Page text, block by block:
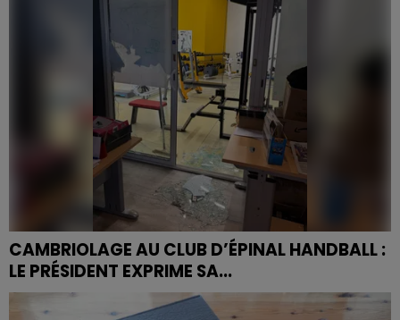
CAMBRIOLAGE AU CLUB D’ÉPINAL HANDBALL :
LE PRÉSIDENT EXPRIME SA...
Les dégâts sont essentiellement matériels.